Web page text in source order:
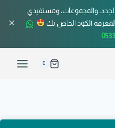
والمجموعات، ومستفيدي
الكود الخاص بك
✕
0